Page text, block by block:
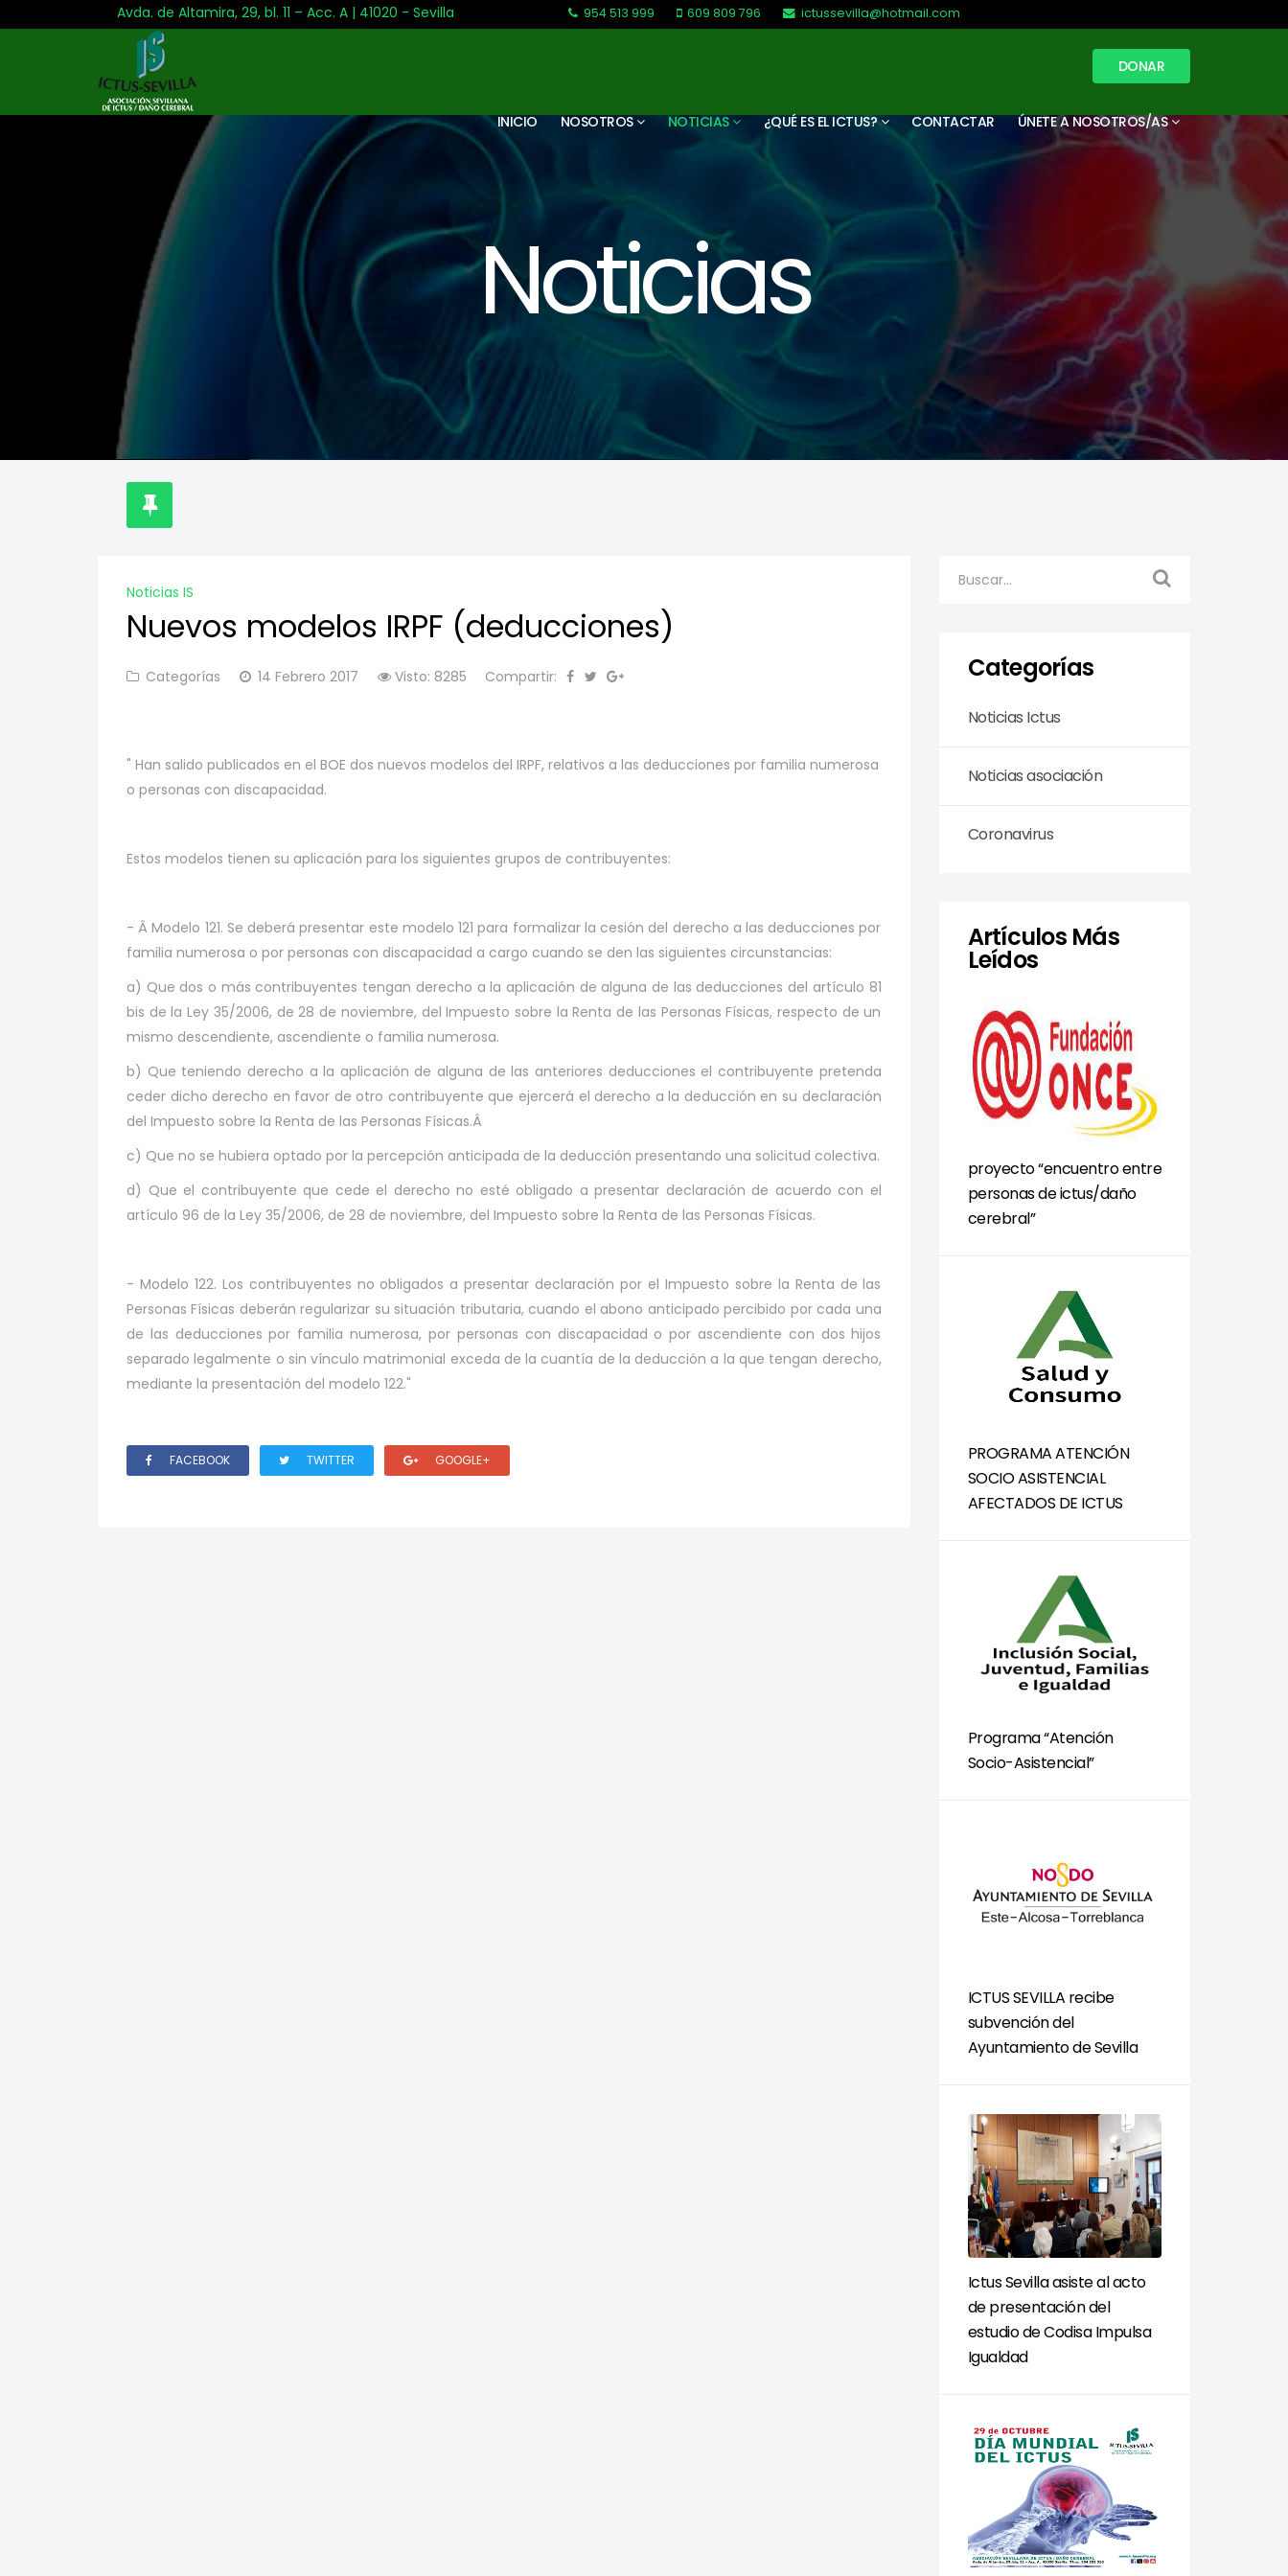
Avda. de Altamira, 29, bl. 11 – Acc. A | 41020 - Sevilla 954 513 999 609 809 796
ictussevilla@hotmail.com
DONAR
INICIO NOSOTROS NOTICIAS ¿QUÉ ES EL ICTUS? CONTACTAR ÚNETE A NOSOTROS/AS
Noticias
Noticias IS
Nuevos modelos IRPF (deducciones)
Categorías 14 Febrero 2017 Visto: 8285 Compartir:
" Han salido publicados en el BOE dos nuevos modelos del IRPF, relativos a las deducciones por familia numerosa
o personas con discapacidad.
Estos modelos tienen su aplicación para los siguientes grupos de contribuyentes:
- Â Modelo 121. Se deberá presentar este modelo 121 para formalizar la cesión del derecho a las deducciones por
familia numerosa o por personas con discapacidad a cargo cuando se den las siguientes circunstancias:
a) Que dos o más contribuyentes tengan derecho a la aplicación de alguna de las deducciones del artículo 81
bis de la Ley 35/2006, de 28 de noviembre, del Impuesto sobre la Renta de las Personas Físicas, respecto de un
mismo descendiente, ascendiente o familia numerosa.
b) Que teniendo derecho a la aplicación de alguna de las anteriores deducciones el contribuyente pretenda
ceder dicho derecho en favor de otro contribuyente que ejercerá el derecho a la deducción en su declaración
del Impuesto sobre la Renta de las Personas Físicas.Â
c) Que no se hubiera optado por la percepción anticipada de la deducción presentando una solicitud colectiva.
d) Que el contribuyente que cede el derecho no esté obligado a presentar declaración de acuerdo con el
artículo 96 de la Ley 35/2006, de 28 de noviembre, del Impuesto sobre la Renta de las Personas Físicas.
- Modelo 122. Los contribuyentes no obligados a presentar declaración por el Impuesto sobre la Renta de las
Personas Físicas deberán regularizar su situación tributaria, cuando el abono anticipado percibido por cada una
de las deducciones por familia numerosa, por personas con discapacidad o por ascendiente con dos hijos
separado legalmente o sin vínculo matrimonial exceda de la cuantía de la deducción a la que tengan derecho,
mediante la presentación del modelo 122."
FACEBOOK TWITTER GOOGLE+
Categorías
Noticias Ictus
Noticias asociación
Coronavirus
Artículos Más
Leídos
proyecto “encuentro entre
personas de ictus/daño
cerebral”
PROGRAMA ATENCIÓN
SOCIO ASISTENCIAL
AFECTADOS DE ICTUS
Programa “Atención
Socio-Asistencial”
ICTUS SEVILLA recibe
subvención del
Ayuntamiento de Sevilla
Ictus Sevilla asiste al acto
de presentación del
estudio de Codisa Impulsa
Igualdad